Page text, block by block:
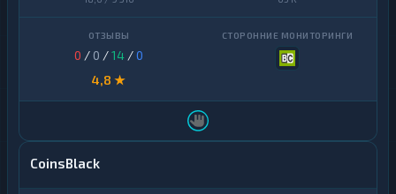
0 / 0 /14 /0
4,8 ★
CoinsBlack